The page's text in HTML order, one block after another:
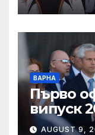
ВАРНА
Първо
випуск
AUGUST 9,